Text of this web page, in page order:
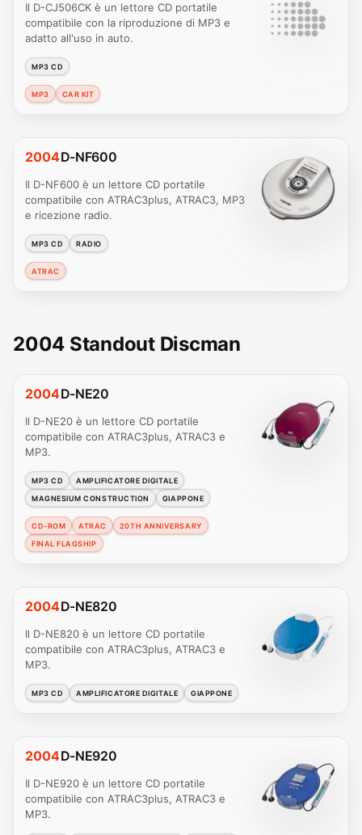
Il D-CJ506CK è un lettore CD portatile
compatibile con la riproduzione di MP3 e
adatto all'uso in auto.
MP3 CD
MP3 CAR KIT
2004D-NF600
Il D-NF600 è un lettore CD portatile
compatibile con ATRAC3plus, ATRAC3, MP3
e ricezione radio.
MP3 CD RADIO
ATRAC
2004 Standout Discman
2004D-NE20
Il D-NE20 è un lettore CD portatile
compatibile con ATRAC3plus, ATRAC3 e
MP3.
MP3 CD
AMPLIFICATORE DIGITALE
MAGNESIUM CONSTRUCTION
GIAPPONE
CD-ROM ATRAC
20TH ANNIVERSARY
FINAL FLAGSHIP
2004D-NE820
Il D-NE820 è un lettore CD portatile
compatibile con ATRAC3plus, ATRAC3 e
MP3.
MP3 CD AMPLIFICATORE DIGITALE GIAPPONE
2004D-NE920
Il D-NE920 è un lettore CD portatile
compatibile con ATRAC3plus, ATRAC3 e
MP3.